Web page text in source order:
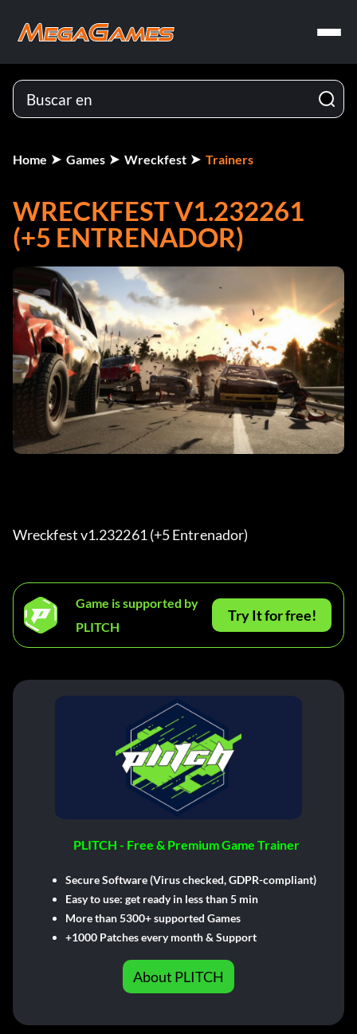
Home Games Wreckfest Trainers
WRECKFEST V1.232261
(+5 ENTRENADOR)
Wreckfest v1.232261 (+5 Entrenador)
Game is supported by
PLITCH
Try It for free!
PLITCH - Free & Premium Game Trainer
Secure Software (Virus checked, GDPR-compliant)
Easy to use: get ready in less than 5 min
More than 5300+ supported Games
+1000 Patches every month & Support
About PLITCH